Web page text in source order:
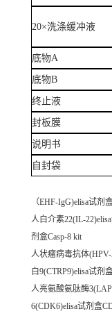
20×洗涤缓冲液
底物A
底物B
终止液
封板膜
说明书
自封袋
（EHF-IgG)elisa试剂
人白介素22(IL-
剂盒Casp-8 kit
人状瘤病毒抗体
白9(CTRP9)elisa试剂
人亮氨酸氨肽酶
6(CDK6)elisa试剂盒